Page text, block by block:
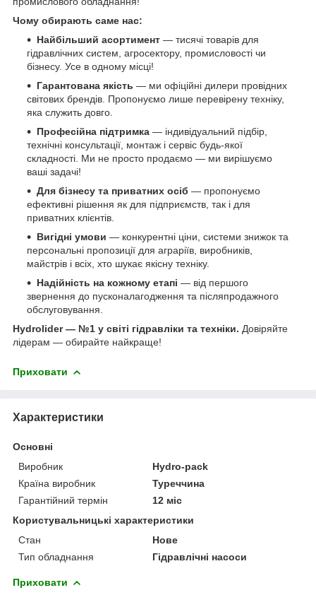
Чому обирають саме нас:
Найбільший асортимент — тисячі товарів для
гідравлічних систем, агросектору, промисловості чи
бізнесу. Усе в одному місці!
Гарантована якість — ми офіційні дилери провідних
світових брендів. Пропонуємо лише перевірену техніку,
яка служить довго.
Професійна підтримка — індивідуальний підбір,
технічні консультації, монтаж і сервіс будь-якої
складності. Ми не просто продаємо — ми вирішуємо
ваші задачі!
Для бізнесу та приватних осіб — пропонуємо
ефективні рішення як для підприємств, так і для
приватних клієнтів.
Вигідні умови — конкурентні ціни, системи знижок та
персональні пропозиції для аграріїв, виробників,
майстрів і всіх, хто шукає якісну техніку.
Надійність на кожному етапі — від першого
звернення до пусконалагодження та післяпродажного
обслуговування.
Hydrolider — №1 у світі гідравліки та техніки. Довіряйте
лідерам — обирайте найкраще!
Приховати
Характеристики
Основні
Виробник
Hydro-pack
Країна виробник
Туреччина
Гарантійний термін
12 міс
Користувальницькі характеристики
Стан
Нове
Тип обладнання
Гідравлічні насоси
Приховати